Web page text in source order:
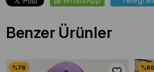
Benzer Ürünler